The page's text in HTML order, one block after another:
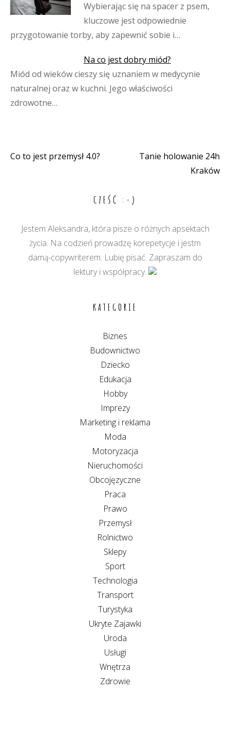
Wybierając się na spacer z psem,
kluczowe jest odpowiednie
przygotowanie torby, aby zapewnić sobie i…
Na co jest dobry miód?
Miód od wieków cieszy się uznaniem w medycynie
naturalnej oraz w kuchni. Jego właściwości
zdrowotne…
Nawigacja
Co to jest przemysł 4.0?
Tanie holowanie 24h
Kraków
CZEŚĆ :-)
Jestem Aleksandra, która pisze o różnych apsektach
życia. Na codzień prowadzę korepetycje i jestm
damą-copywriterem. Lubię pisać. Zapraszam do
lektury i współpracy.
KATEGORIE
Biznes
Budownictwo
Dziecko
Edukacja
Hobby
Imprezy
Marketing i reklama
Moda
Motoryzacja
Nieruchomości
Obcojęzyczne
Praca
Prawo
Przemysł
Rolnictwo
Sklepy
Sport
Technologia
Transport
Turystyka
Ukryte Zajawki
Uroda
Usługi
Wnętrza
Zdrowie